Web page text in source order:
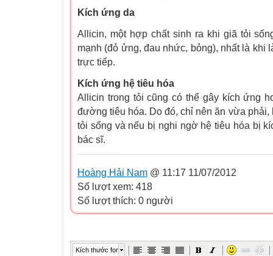
Kích ứng da
Allicin, một hợp chất sinh ra khi giã tỏi
mạnh (đỏ ửng, đau nhức, bỏng), nhất là khi
trực tiếp.
Kích ứng hệ tiêu hóa
Allicin trong tỏi cũng có thể gây kích ứng
đường tiêu hóa. Do đó, chỉ nên ăn vừa phải,
tỏi sống và nếu bị nghi ngờ hệ tiêu hóa bị
bác sĩ.
Hoàng Hải Nam @ 11:17 11/07/2012
Số lượt xem: 418
Số lượt thích: 0 người
Kích thước font